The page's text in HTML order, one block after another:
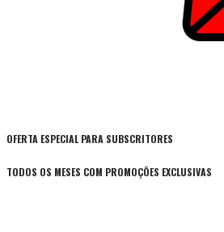
OFERTA ESPECIAL PARA SUBSCRITORES
TODOS OS MESES COM PROMOÇÕES EXCLUSIVAS